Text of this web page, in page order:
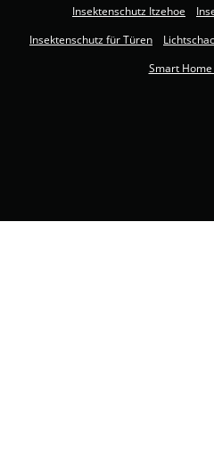
Insektenschutz Itzehoe
Insektenschutz für Türen
Smart